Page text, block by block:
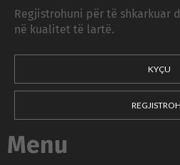
Regjistrohuni për të shkarkuar
në kualitet të lartë.
KYÇU
Menu